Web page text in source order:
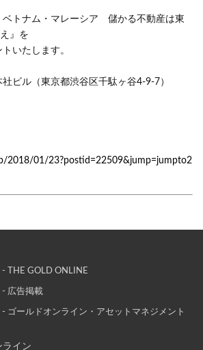
トナム・マレーシア 儲かる不動産は東
』を
いたします。
ビル（東京都渋谷区千駄ヶ谷4-9-7）
2018/01/23?postid=22509&jump=jumpto2
ライン
- THE GOLD ONLINE
- 広告掲載
- ゴールドオンライン・アセットマネジメント